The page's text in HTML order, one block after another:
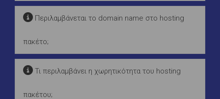
Περιλαμβάνεται το domain name στο hosting
πακέτο;
Τι περιλαμβάνει η χωρητικότητα του hosting
πακέτου;